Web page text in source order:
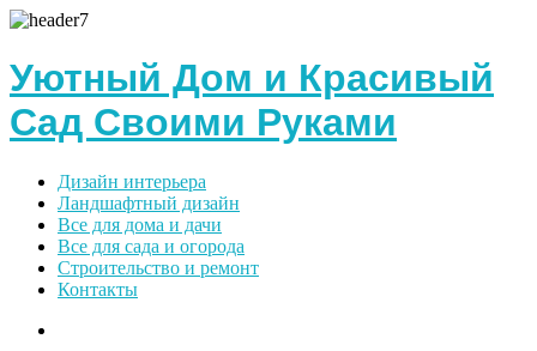
Уютный Дом и Красивый
Сад Своими Руками
Дизайн интерьера
Ландшафтный дизайн
Все для дома и дачи
Все для сада и огорода
Строительство и ремонт
Контакты